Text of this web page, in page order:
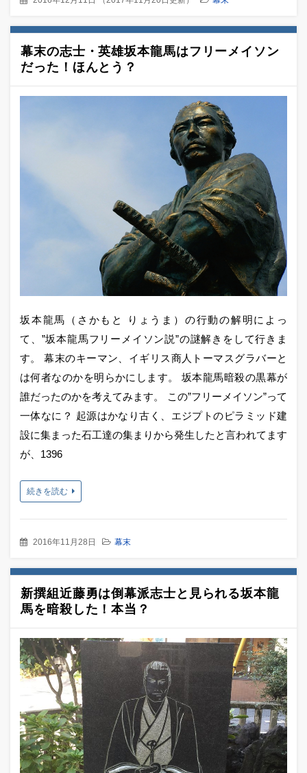
幕末の志士・英雄坂本龍馬はフリーメイソン
だった！ほんとう？
坂本龍馬（さかもと りょうま）の行動の解明によっ
て、”坂本龍馬フリーメイソン説”の謎解きをして行きま
す。 幕末のキーマン、イギリス商人トーマスグラバーと
は何者なのかを明らかにします。 坂本龍馬暗殺の黒幕が
誰だったのかを考えてみます。 この”フリーメイソン”って
一体なに？ 起源はかなり古く、エジプトのピラミッド建
設に集まった石工達の集まりから発生したと言われてます
が、1396
続きを読む
2016年11月28日 幕末
新撰組近藤勇は倒幕派志士と見られる坂本龍
馬を暗殺した！本当？